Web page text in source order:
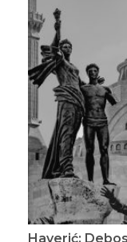
Haverić: